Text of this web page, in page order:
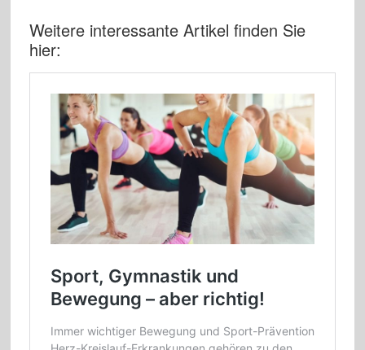
Weitere interessante Artikel finden Sie
hier: